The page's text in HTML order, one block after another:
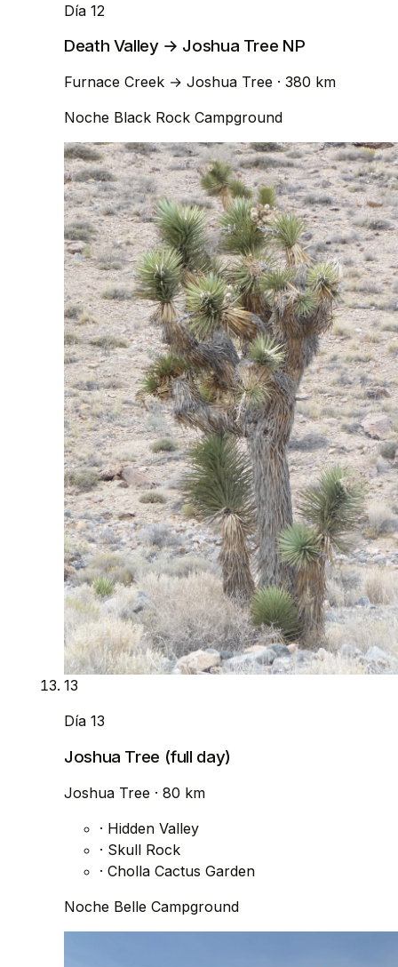
Día 12
Death Valley → Joshua Tree NP
Furnace Creek → Joshua Tree · 380 km
Noche Black Rock Campground
13
Día 13
Joshua Tree (full day)
Joshua Tree · 80 km
· Hidden Valley
· Skull Rock
· Cholla Cactus Garden
Noche Belle Campground